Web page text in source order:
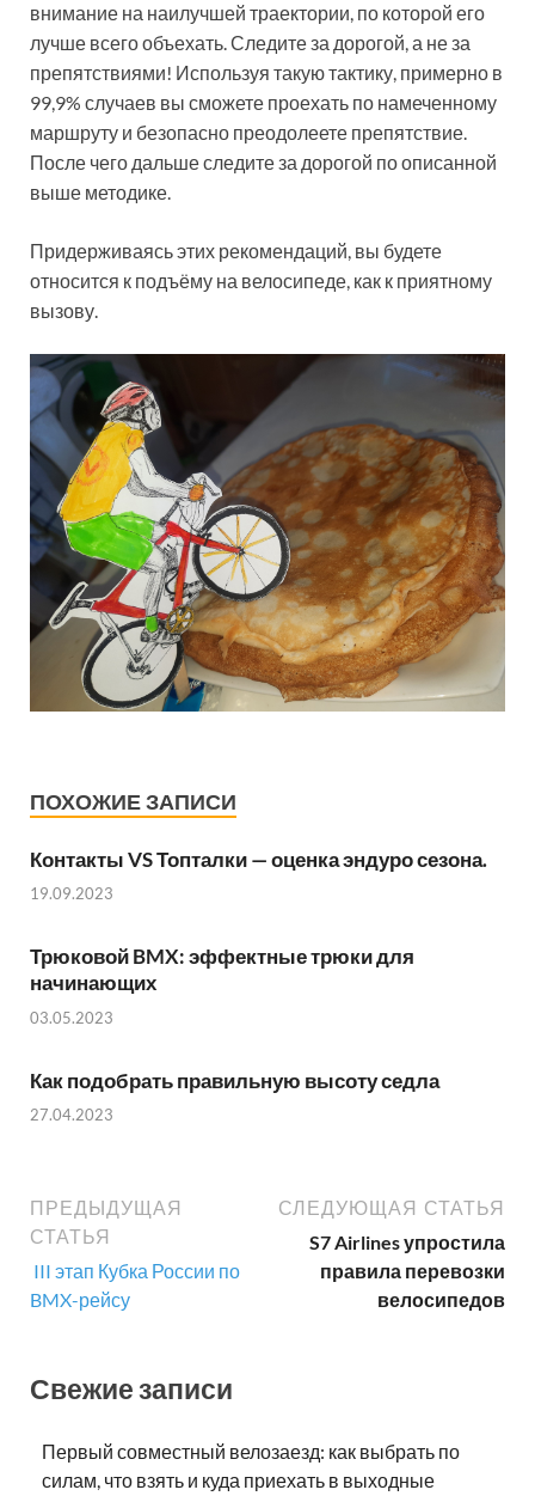
внимание на наилучшей траектории, по которой его
лучше всего объехать. Следите за дорогой, а не за
препятствиями! Используя такую тактику, примерно в
99,9% случаев вы сможете проехать по намеченному
маршруту и безопасно преодолеете препятствие.
После чего дальше следите за дорогой по описанной
выше методике.
Придерживаясь этих рекомендаций, вы будете
относится к подъёму на велосипеде, как к приятному
вызову.
ПОХОЖИЕ ЗАПИСИ
Контакты VS Топталки — оценка эндуро сезона.
19.09.2023
Трюковой BMX: эффектные трюки для
начинающих
03.05.2023
Как подобрать правильную высоту седла
27.04.2023
ПРЕДЫДУЩАЯ
СТАТЬЯ
III этап Кубка России по
BMX-рейсу
СЛЕДУЮЩАЯ СТАТЬЯ
S7 Airlines упростила
правила перевозки
велосипедов
Свежие записи
Первый совместный велозаезд: как выбрать по
силам, что взять и куда приехать в выходные